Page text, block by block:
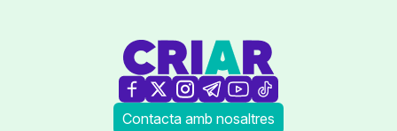
Contacta amb nosaltres